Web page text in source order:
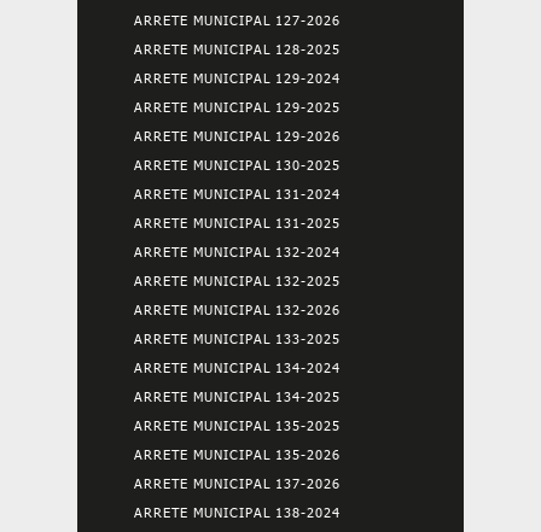
ARRETE MUNICIPAL 127-2026
ARRETE MUNICIPAL 128-2025
ARRETE MUNICIPAL 129-2024
ARRETE MUNICIPAL 129-2025
ARRETE MUNICIPAL 129-2026
ARRETE MUNICIPAL 130-2025
ARRETE MUNICIPAL 131-2024
ARRETE MUNICIPAL 131-2025
ARRETE MUNICIPAL 132-2024
ARRETE MUNICIPAL 132-2025
ARRETE MUNICIPAL 132-2026
ARRETE MUNICIPAL 133-2025
ARRETE MUNICIPAL 134-2024
ARRETE MUNICIPAL 134-2025
ARRETE MUNICIPAL 135-2025
ARRETE MUNICIPAL 135-2026
ARRETE MUNICIPAL 137-2026
ARRETE MUNICIPAL 138-2024